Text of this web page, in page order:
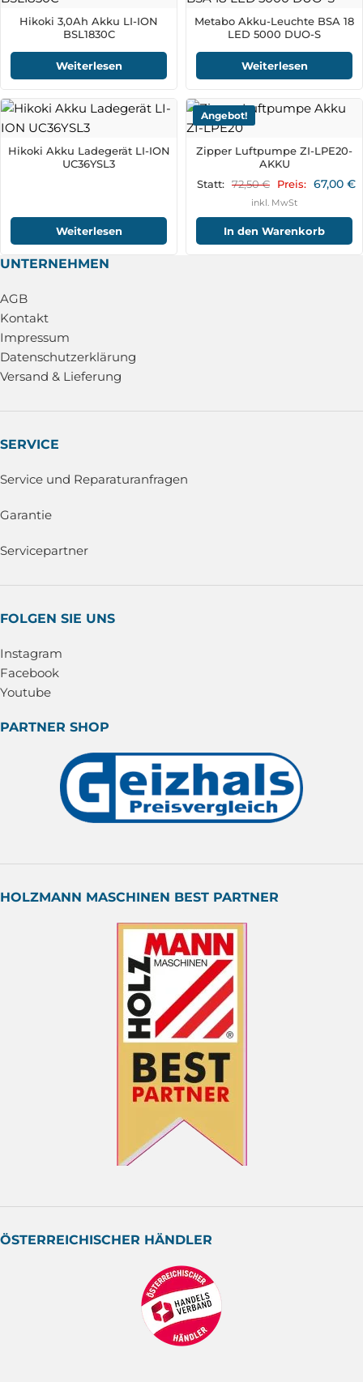
Hikoki 3,0Ah Akku LI-ION
BSL1830C
Weiterlesen
Metabo Akku-Leuchte BSA 18
LED 5000 DUO-S
Weiterlesen
Hikoki Akku Ladegerät LI-ION
UC36YSL3
Weiterlesen
Angebot!
Zipper Luftpumpe ZI-LPE20-
AKKU
Statt: 72,50€ Preis: 67,00 €
inkl. MwSt
In den Warenkorb
UNTERNEHMEN
AGB
Kontakt
Impressum
Datenschutzerklärung
Versand & Lieferung
SERVICE
Service und Reparaturanfragen
Garantie
Servicepartner
FOLGEN SIE UNS
Instagram
Facebook
Youtube
PARTNER SHOP
HOLZMANN MASCHINEN BEST PARTNER
ÖSTERREICHISCHER HÄNDLER